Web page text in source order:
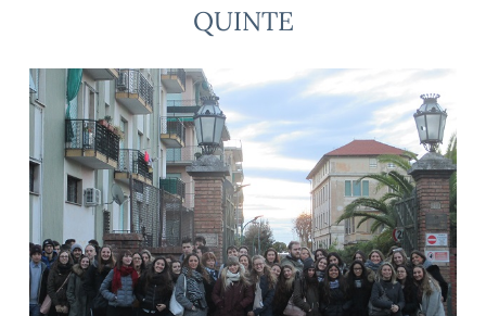
QUINTE